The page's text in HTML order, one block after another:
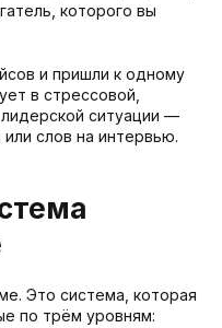
которого вы
и пришли к одному
в стрессовой,
ситуации —
слов на интервью.
Это система, которая
по трём уровням: